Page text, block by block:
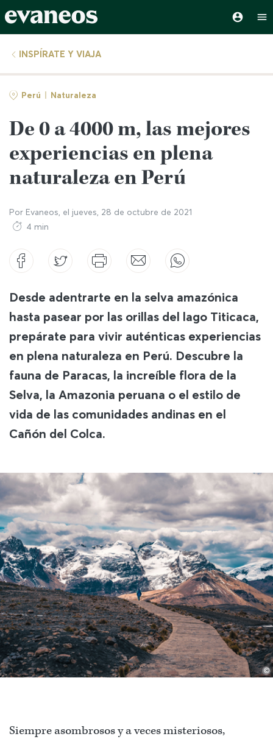
INSPÍRATE Y VIAJA
Perú Naturaleza
De 0 a 4000 m, las mejores
experiencias en plena
naturaleza en Perú
Por Evaneos, el jueves, 28 de octubre de 2021
4 min
Desde adentrarte en la selva amazónica
hasta pasear por las orillas del lago Titicaca,
prepárate para vivir auténticas experiencias
en plena naturaleza en Perú. Descubre la
fauna de Paracas, la increíble flora de la
Selva, la Amazonia peruana o el estilo de
vida de las comunidades andinas en el
Cañón del Colca.
©
Siempre asombrosos y a veces misteriosos,